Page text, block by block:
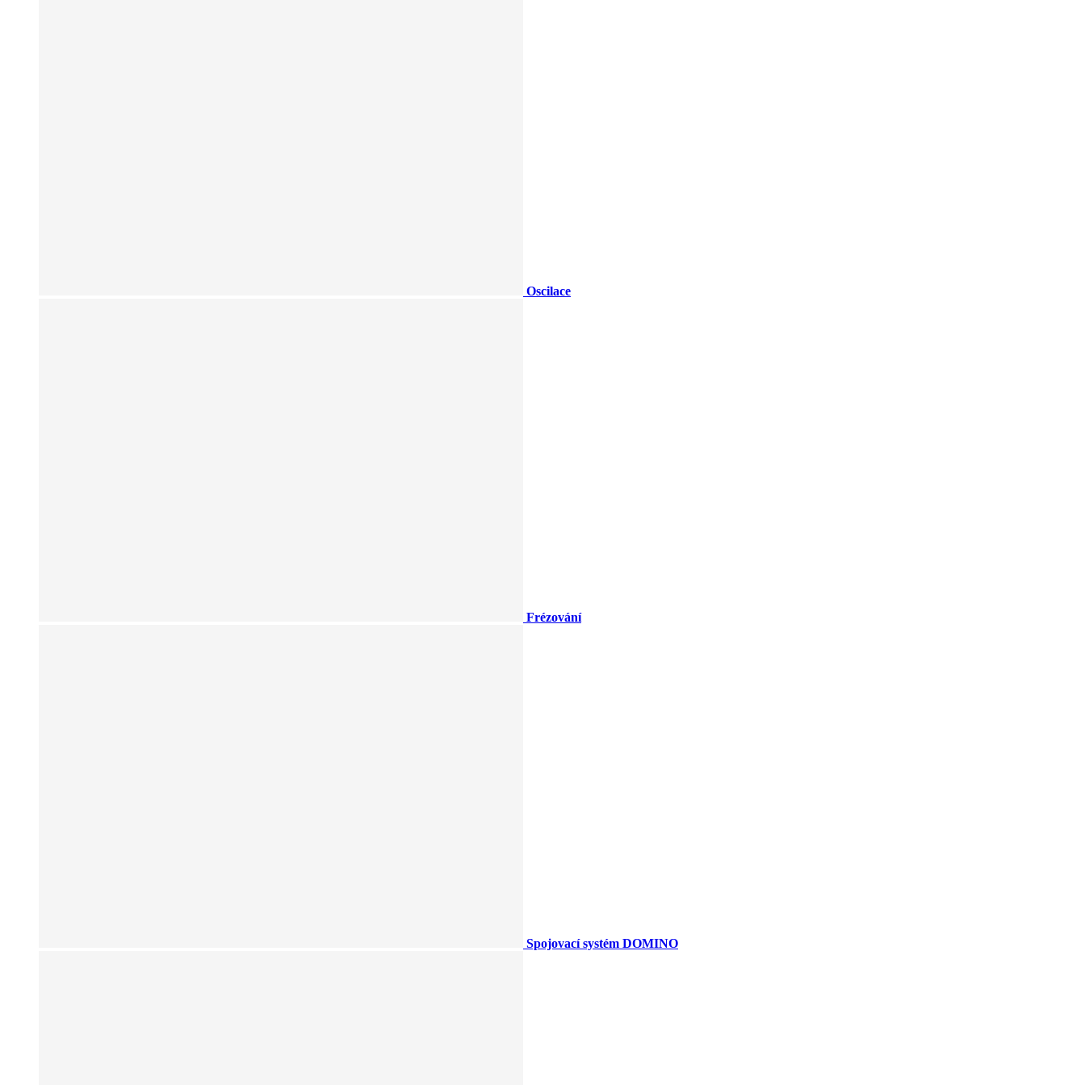
Oscilace
Frézování
Spojovací systém DOMINO